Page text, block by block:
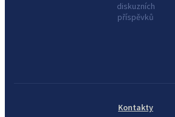
diskuzních
příspěvků
Kontakty